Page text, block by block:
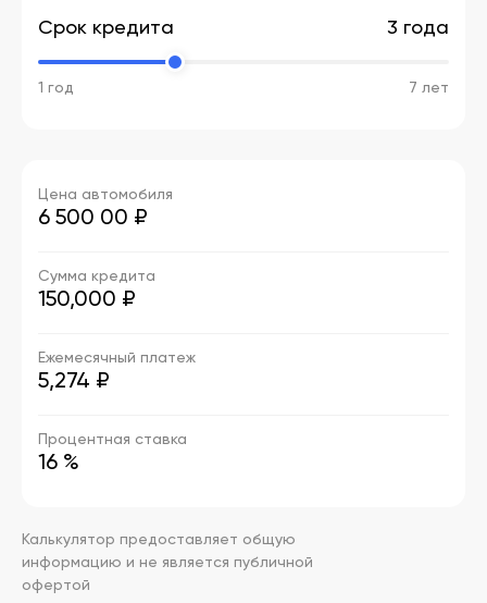
Срок кредита 3 года
1 год 7 лет
Цена автомобиля
6 500 00 ₽
Сумма кредита
150,000 ₽
Ежемесячный платеж
5,274 ₽
Процентная ставка
16 %
Калькулятор предоставляет общую
информацию и не является публичной
офертой